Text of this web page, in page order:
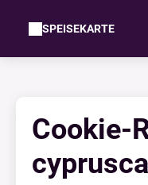
SPEISEKARTE
Cookie-